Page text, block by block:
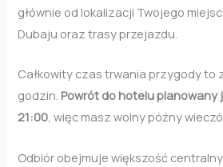
głównie od lokalizacji Twojego
Dubaju oraz trasy przejazdu.
Całkowity czas trwania przygody to
godzin. Powrót do hotelu planowany
21:00, więc masz wolny późny
Odbiór obejmuje większość